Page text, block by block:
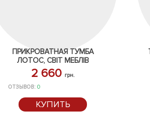
ПРИКРОВАТНАЯ ТУМБА
ЛОТОС, СВІТ МЕБЛІВ
2 660 грн.
ОТЗЫВОВ: 0
КУПИТЬ